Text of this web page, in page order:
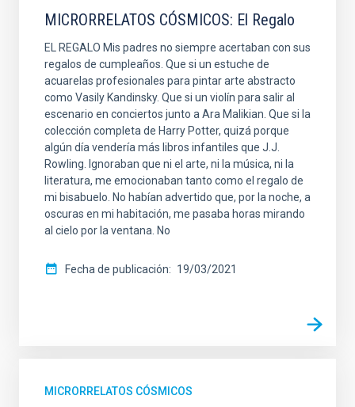
MICRORRELATOS CÓSMICOS: El Regalo
EL REGALO Mis padres no siempre acertaban con sus
regalos de cumpleaños. Que si un estuche de
acuarelas profesionales para pintar arte abstracto
como Vasily Kandinsky. Que si un violín para salir al
escenario en conciertos junto a Ara Malikian. Que si la
colección completa de Harry Potter, quizá porque
algún día vendería más libros infantiles que J.J.
Rowling. Ignoraban que ni el arte, ni la música, ni la
literatura, me emocionaban tanto como el regalo de
mi bisabuelo. No habían advertido que, por la noche, a
oscuras en mi habitación, me pasaba horas mirando
al cielo por la ventana. No
Fecha de publicación 19/03/2021
MICRORRELATOS CÓSMICOS